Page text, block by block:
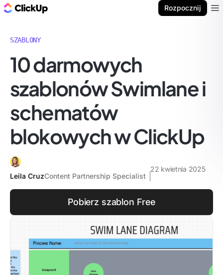
Rozpocznij
SZABLONY
10 darmowych
szablonów Swimlane i
schematów
blokowych w ClickUp
Leila CruzContent Partnership Specialist
22 kwietnia 2025
Pobierz szablon Free